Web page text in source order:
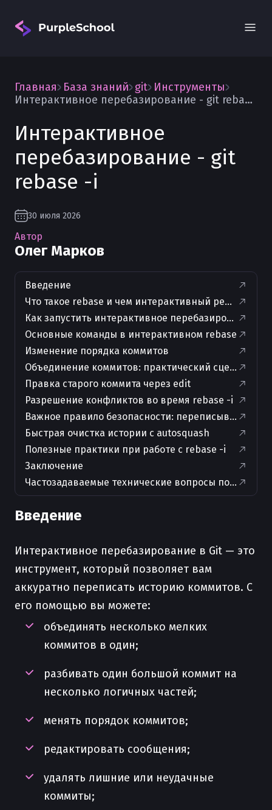
Вход
Главная База знаний git Инструменты
Интерактивное перебазирование - git rebase -i
Интерактивное
перебазирование - git
rebase -i
30 июля 2026
Автор
Олег Марков
Введение
Что такое rebase и чем интерактивный режим
Как запустить интерактивное перебазирование
Основные команды в интерактивном rebase
Изменение порядка коммитов
Объединение коммитов: практический сценарий
Правка старого коммита через edit
Разрешение конфликтов во время rebase -i
Важное правило безопасности: переписывание
Быстрая очистка истории с autosquash
Полезные практики при работе с rebase -i
Заключение
Частозадаваемые технические вопросы по теме и
Введение
Интерактивное перебазирование в Git — это
инструмент, который позволяет вам
аккуратно переписать историю коммитов. С
его помощью вы можете:
объединять несколько мелких
коммитов в один;
разбивать один большой коммит на
несколько логичных частей;
менять порядок коммитов;
редактировать сообщения;
удалять лишние или неудачные
коммиты;